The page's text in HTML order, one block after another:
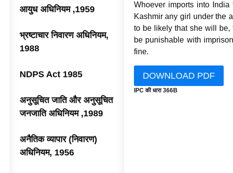
आयुध अधिनियम ,1959
भ्रष्टाचार निवारण अधिनियम,
1988
NDPS Act 1985
अनुसूचित जाति और अनुसूचित
जनजाति अधिनियम ,1989
अनैतिक व्यापार (निवारण)
अधिनियम, 1956
Whoever imports into
Kashmir any girl under the
to be likely that she will be,
be punishable with
fine.
DOWNLOAD PDF
IPC की धारा 366B